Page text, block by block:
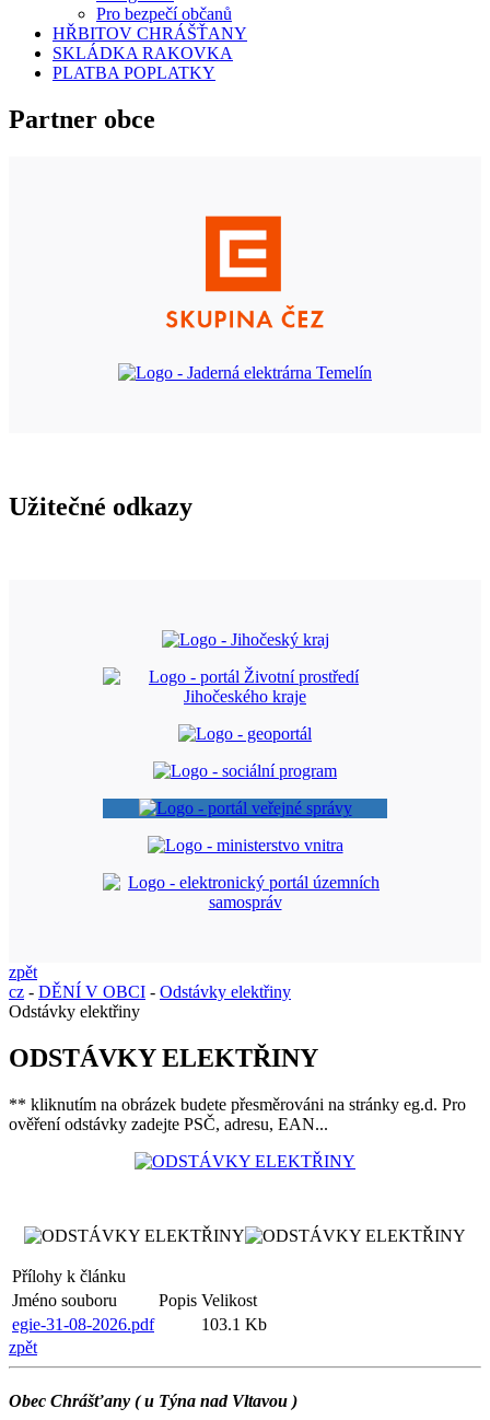
Pro bezpečí občanů
HŘBITOV CHRÁŠŤANY
SKLÁDKA RAKOVKA
PLATBA POPLATKY
Partner obce
Užitečné odkazy
zpět
cz - DĚNÍ V OBCI - Odstávky elektřiny
Odstávky elektřiny
ODSTÁVKY ELEKTŘINY
** kliknutím na obrázek budete přesměrováni na stránky eg.d. Pro
ověření odstávky zadejte PSČ, adresu, EAN...
Přílohy k článku
Jméno souboru
Popis Velikost
egie-31-08-2026.pdf
103.1 Kb
zpět
Obec Chrášťany ( u Týna nad Vltavou )